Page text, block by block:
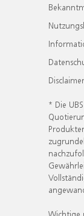
* Die